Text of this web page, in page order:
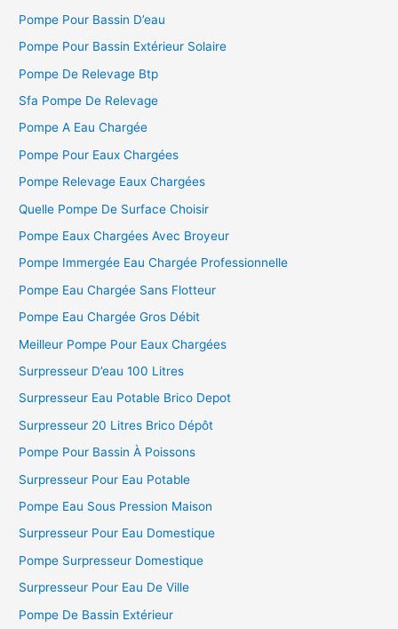
r
c
h
:
Pompe Pour Bassin D’eau
Pompe Pour Bassin Extérieur Solaire
Pompe De Relevage Btp
Sfa Pompe De Relevage
Pompe A Eau Chargée
Pompe Pour Eaux Chargées
Pompe Relevage Eaux Chargées
Quelle Pompe De Surface Choisir
Pompe Eaux Chargées Avec Broyeur
Pompe Immergée Eau Chargée Professionnelle
Pompe Eau Chargée Sans Flotteur
Pompe Eau Chargée Gros Débit
Meilleur Pompe Pour Eaux Chargées
Surpresseur D’eau 100 Litres
Surpresseur Eau Potable Brico Depot
Surpresseur 20 Litres Brico Dépôt
Pompe Pour Bassin À Poissons
Surpresseur Pour Eau Potable
Pompe Eau Sous Pression Maison
Surpresseur Pour Eau Domestique
Pompe Surpresseur Domestique
Surpresseur Pour Eau De Ville
Pompe De Bassin Extérieur